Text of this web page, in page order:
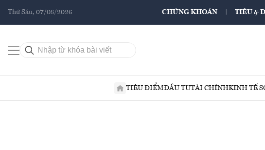
Thứ Sáu, 07/08/2026 CHỨNG KHOÁN TIÊU &
TIÊU ĐIỂMĐẦU TƯTÀI CHÍNHKINH TẾ